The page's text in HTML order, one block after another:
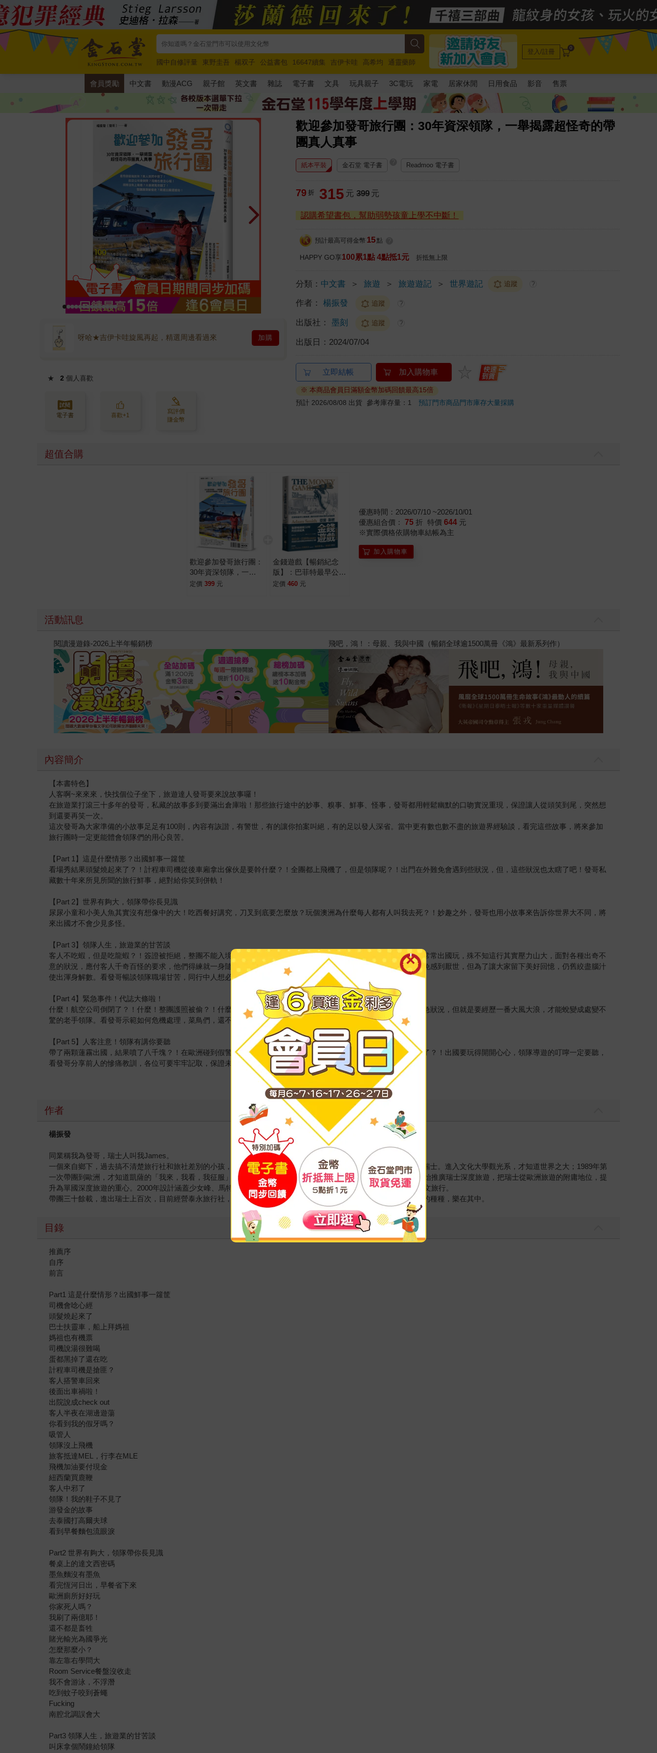
國中自修評量 東野圭吾 楊双子 公益書包 16647續集 吉伊卡哇 高希均
通靈藥師
唯紅花綻放
奧德賽 路邊攤新作 馬斯克 玩具總動員5 超慢跑
登入/註冊 0
會員獎勵 中文書 動漫ACG 親子館 英文書 雜誌 電子書 文具 玩具親子 3C電玩 家電 居家休閒 日用食品 影音 售票
歡迎參加發哥旅行團：30年資深領隊，一舉揭露超怪奇的帶
團真人真事
呀哈★吉伊卡哇旋風再起，精選周邊看過來 加購
★ 2 個人喜歡
電子書 喜歡+1
寫評價
賺金幣
紙本平裝 金石堂 電子書 Readmoo 電子書
79 折 315 元 399 元
認購希望書包，幫助弱勢孩童上學不中斷！
預計最高可得金幣 15 點
HAPPY GO享100累1點 4點抵1元 折抵無上限
分類： 中文書 ＞ 旅遊 ＞ 旅遊遊記 ＞ 世界遊記 追蹤 ?
作者： 楊振發 追蹤 ?
出版社： 墨刻 追蹤 ?
出版日： 2024/07/04
立即結帳 加入購物車
※ 本商品會員日滿額金幣加碼回饋最高15倍
預計 2026/08/08 出貨 參考庫存量：1預訂門市商品門市庫存大量採購
超值合購
歡迎參加發哥旅行團：
30年資深領隊，一舉
揭露超怪奇的帶團真人
定價 399 元
金錢遊戲【暢銷紀念
版】：巴菲特最早公開
推薦，透析投資市場本
定價 460 元
優惠時間：2026/07/10 ~2026/10/01
優惠組合價： 75 折 特價 644 元
※實際價格依購物車結帳為主
加入購物車
活動訊息
閱讀漫遊錄-2026上半年暢銷榜 飛吧，鴻！：母親、我與中國（暢銷全球逾1500萬冊《鴻》最新系列作）
內容簡介
【本書特色】
人客啊~來來來，快找個位子坐下，旅遊達人發哥要來說故事囉！
在旅遊業打滾三十多年的發哥，私藏的故事多到要滿出倉庫啦！那些旅行途中的妙事、糗事、鮮事、怪事，發哥都用輕鬆幽默的口吻實況重現，保證讓人從頭笑到尾，突然想
到還要再笑一次。
這次發哥為大家準備的小故事足足有100則，內容有詼諧，有警世，有的讓你拍案叫絕，有的足以發人深省。當中更有數也數不盡的旅遊界經驗談，看完這些故事，將來參加
旅行團時一定更能體會領隊們的用心良苦。
【Part 1】這是什麼情形？出國鮮事一籮筐
看場秀結果頭髮燒起來了？！計程車司機從後車廂拿出傢伙是要幹什麼？！全團都上飛機了，但是領隊呢？！出門在外難免會遇到些狀況，但，這些狀況也太瞎了吧！發哥私
藏數十年來所見所聞的旅行鮮事，絕對給你笑到併軌！
【Part 2】世界有夠大，領隊帶你長見識
尿尿小童和小美人魚其實沒有想像中的大！吃西餐好講究，刀叉到底要怎麼放？玩個澳洲為什麼每人都有人叫我去死？！妙趣之外，發哥也用小故事來告訴你世界大不同，將
來出國才不會少見多怪。
【Part 3】領隊人生，旅遊業的甘苦談
客人不吃蝦，但是吃龍蝦？！簽證被拒絕，整團不能入境？！行程結束後客人不見了？！人人都羨慕旅行社領隊可可常常出國玩，殊不知這行其實壓力山大，面對各種出奇不
意的狀況，應付客人千奇百怪的要求，他們得練就一身隨機應變、八面玲瓏的本事。當然偶爾也有出槌的時候，也難免感到厭世，但為了讓大家留下美好回憶，仍舊絞盡腦汁
使出渾身解數。看發哥暢談領隊職場甘苦，同行中人想必心有戚戚，一般旅客也能一窺領隊帶團的幕後花絮。
【Part 4】緊急事件！代誌大條啦！
什麼！航空公司倒閉了？！什麼！整團護照被偷？！什麼！客人被搶劫了？！帶團帶久了，難免會遇上措手不及的緊急狀況，但就是要經歷一番大風大浪，才能蛻變成處變不
驚的老手領隊。看發哥示範如何危機處理，菜鳥們，還不趕快拿出筆記？
【Part 5】人客注意！領隊有講你要聽
帶了兩顆蓮霧出國，結果噴了八千塊？！在歐洲碰到假警察，結果錢包變扁了？！在旅館引發火災警報，結果被求償了？！出國要玩得開開心心，領隊導遊的叮嚀一定要聽，
看發哥分享前人的慘痛教訓，各位可要牢牢記取，保證未來的行程都能順順利利！
作者
楊振發
同業稱我為發哥，瑞士人叫我James。
一個來自鄉下，過去搞不清楚旅行社和旅社差別的小孩，兩手空空到異鄉打拼，誤打誤撞進入旅遊業，因緣湊巧愛上瑞士。進入文化大學觀光系，才知道世界之大；1989年第
一次帶團到歐洲，才知道凱薩的「我來，我看，我征服」的氣勢，也領略到瑞士之美，呼吸到天使的空氣；1995年開始推廣瑞士深度旅遊，把瑞士從歐洲旅遊的附庸地位，提
升為單國深度旅遊的重心。2000年設計涵蓋少女峰、馬特洪峰和白朗峰於一體的行程，成為國內最具高度與深度的人文旅行。
帶團三十餘載，進出瑞士上百次，目前經營泰永旅行社，閒暇時間寫寫心得，常應邀演講、廣播電視節目，分享瑞士的種種，樂在其中。
目錄
推薦序
自序
前言
Part1 這是什麼情形？出國鮮事一籮筐
司機會唸心經
頭髮燒起來了
巴士扶靈車，船上拜媽祖
媽祖也有機票
司機說湯很難喝
蛋都黑掉了還在吃
計程車司機是搶匪？
客人搭警車回來
後面出車禍啦！
出院說成check out
客人半夜在湖邊遊蕩
你看到我的假牙嗎？
吸管人
領隊沒上飛機
旅客抵達MEL，行李在MLE
飛機加油要付現金
紐西蘭買鹿鞭
客人中邪了
領隊！我的鞋子不見了
游發金的故事
去泰國打高爾夫球
看到早餐麵包流眼淚
Part2 世界有夠大，領隊帶你長見識
餐桌上的達文西密碼
墨魚麵沒有墨魚
看完恆河日出，早餐省下來
歐洲廁所好好玩
你家死人嗎？
我刷了兩億耶！
還不都是畜牲
賭光輸光為國爭光
怎麼那麼小？
靠左靠右學問大
Room Service餐盤沒收走
我不會游泳，不浮潛
吃到蚊子咬到蒼蠅
Fucking
南腔北調誤會大
Part3 領隊人生，旅遊業的甘苦談
叫床拿個鬧鐘給領隊